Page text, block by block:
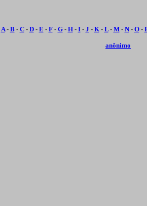
A- B- C- D- E - F- G- H- I- J - K- L- M- N- O-
anônimo